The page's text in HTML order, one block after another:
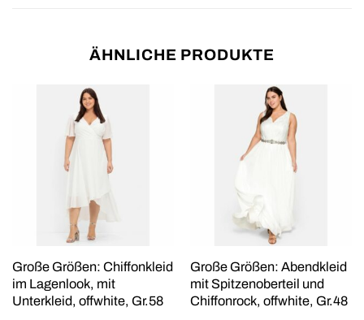
ÄHNLICHE PRODUKTE
Große Größen: Chiffonkleid
im Lagenlook, mit
Unterkleid, offwhite, Gr.58
Große Größen: Abendkleid
mit Spitzenoberteil und
Chiffonrock, offwhite, Gr.48